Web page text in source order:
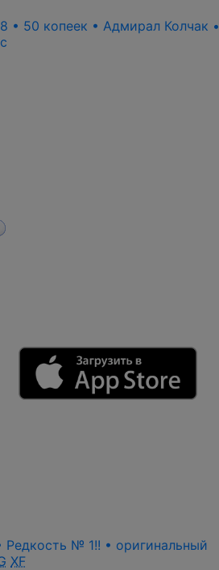
• 50 копеек • Адмирал Колчак •
Редкость № 1!! • оригинальный
XF